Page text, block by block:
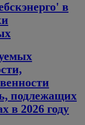
в
подлежащих
в 2026 году